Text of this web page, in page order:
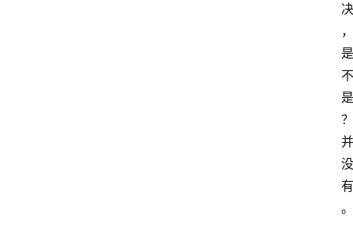
决
，
是
不
是
？
并
没
有
。